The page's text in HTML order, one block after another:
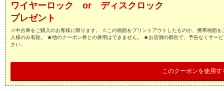
ワイヤーロック or ディスクロック
プレゼント
☆中古車をご購入のお客様に限ります。 ☆この画面をプリントアウトしたものか、携帯画面
人様のみ有効。 ★他のクーポン券との併用はできません。 ★お店側の都合で、予告なくサー
さい。
このクーポンを使用す